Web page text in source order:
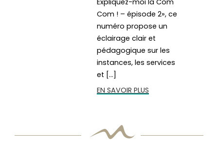
Expliquez-moi la Com
Com ! – épisode 2», ce
numéro propose un
éclairage clair et
pédagogique sur les
instances, les services
et […]
EN SAVOIR PLUS